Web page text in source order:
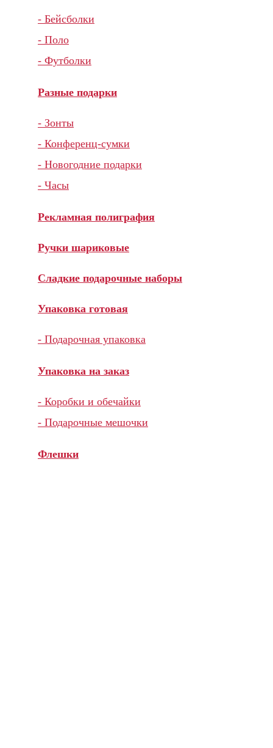
- Бейсболки
- Поло
- Футболки
Разные подарки
- Зонты
- Конференц-сумки
- Новогодние подарки
- Часы
Рекламная полиграфия
Ручки шариковые
Сладкие подарочные наборы
Упаковка готовая
- Подарочная упаковка
Упаковка на заказ
- Коробки и обечайки
- Подарочные мешочки
Флешки